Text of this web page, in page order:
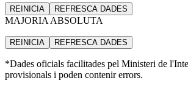
REINICIA REFRESCA DADES
MAJORIA ABSOLUTA
REINICIA REFRESCA DADES
*Dades oficials facilitades pel Ministeri de
provisionals i poden contenir errors.